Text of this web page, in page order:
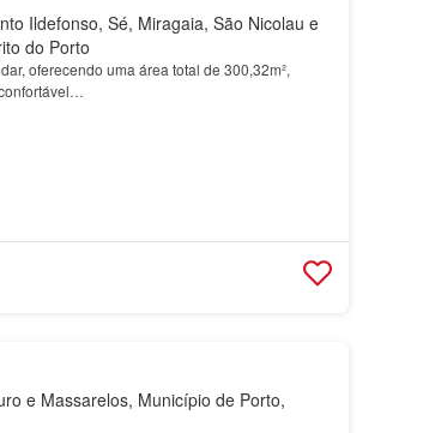
Ildefonso, Sé, Miragaia, São Nicolau e
do Porto
oferecendo uma área total de 300,32m²,
e Massarelos, Município de Porto,